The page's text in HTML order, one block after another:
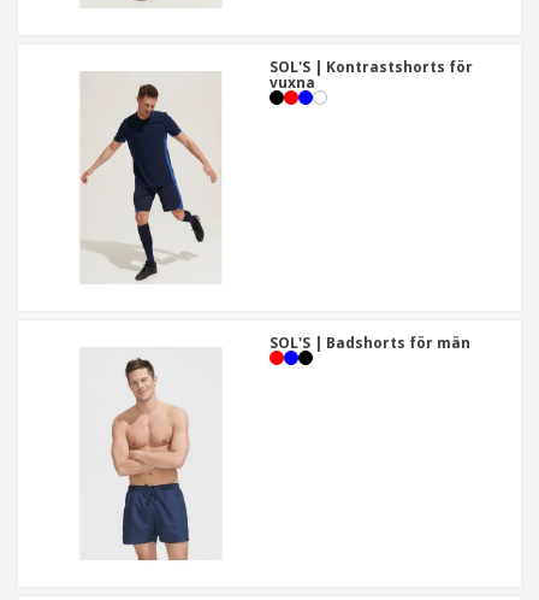
SOL'S | Kontrastshorts för
vuxna
SOL'S | Badshorts för män